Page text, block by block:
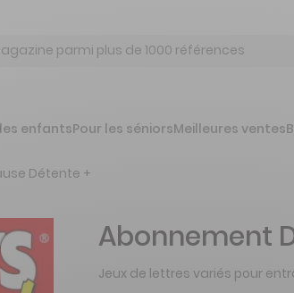
enfantsPour les séniorsMeilleures ventes
Détente +
Abonnement
Jeux de lettres variés pour